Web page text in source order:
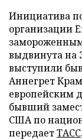
Инициатива
организации
выдвинута на
выступили
Аннегрет
европейским
бывший
США по
передаетТАСС.